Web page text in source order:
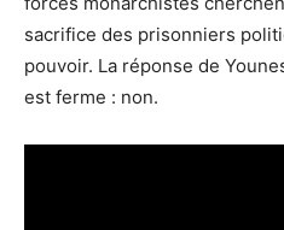
sacrifice des prisonniers
pouvoir. La réponse de
est ferme : non.